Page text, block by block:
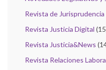
Revista de Jurisprudencia
Revista Justicia Digital
Revista Justicia&News
Revista Relaciones